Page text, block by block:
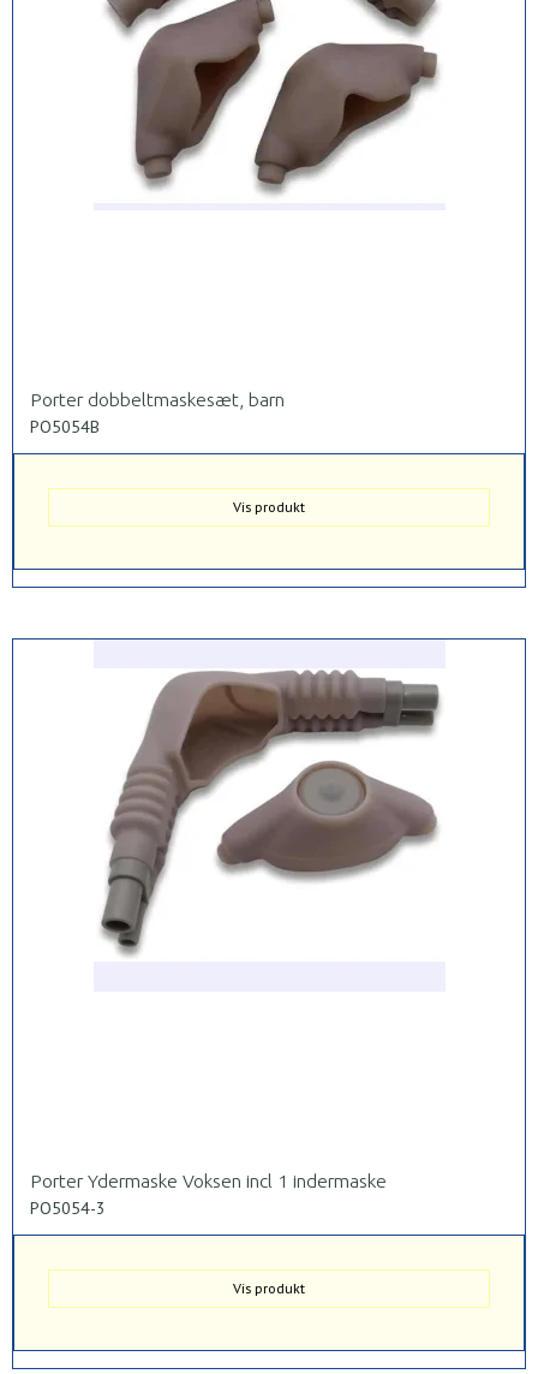
Porter dobbeltmaskesæt, barn
PO5054B
Vis produkt
Porter Ydermaske Voksen incl 1 indermaske
PO5054-3
Vis produkt